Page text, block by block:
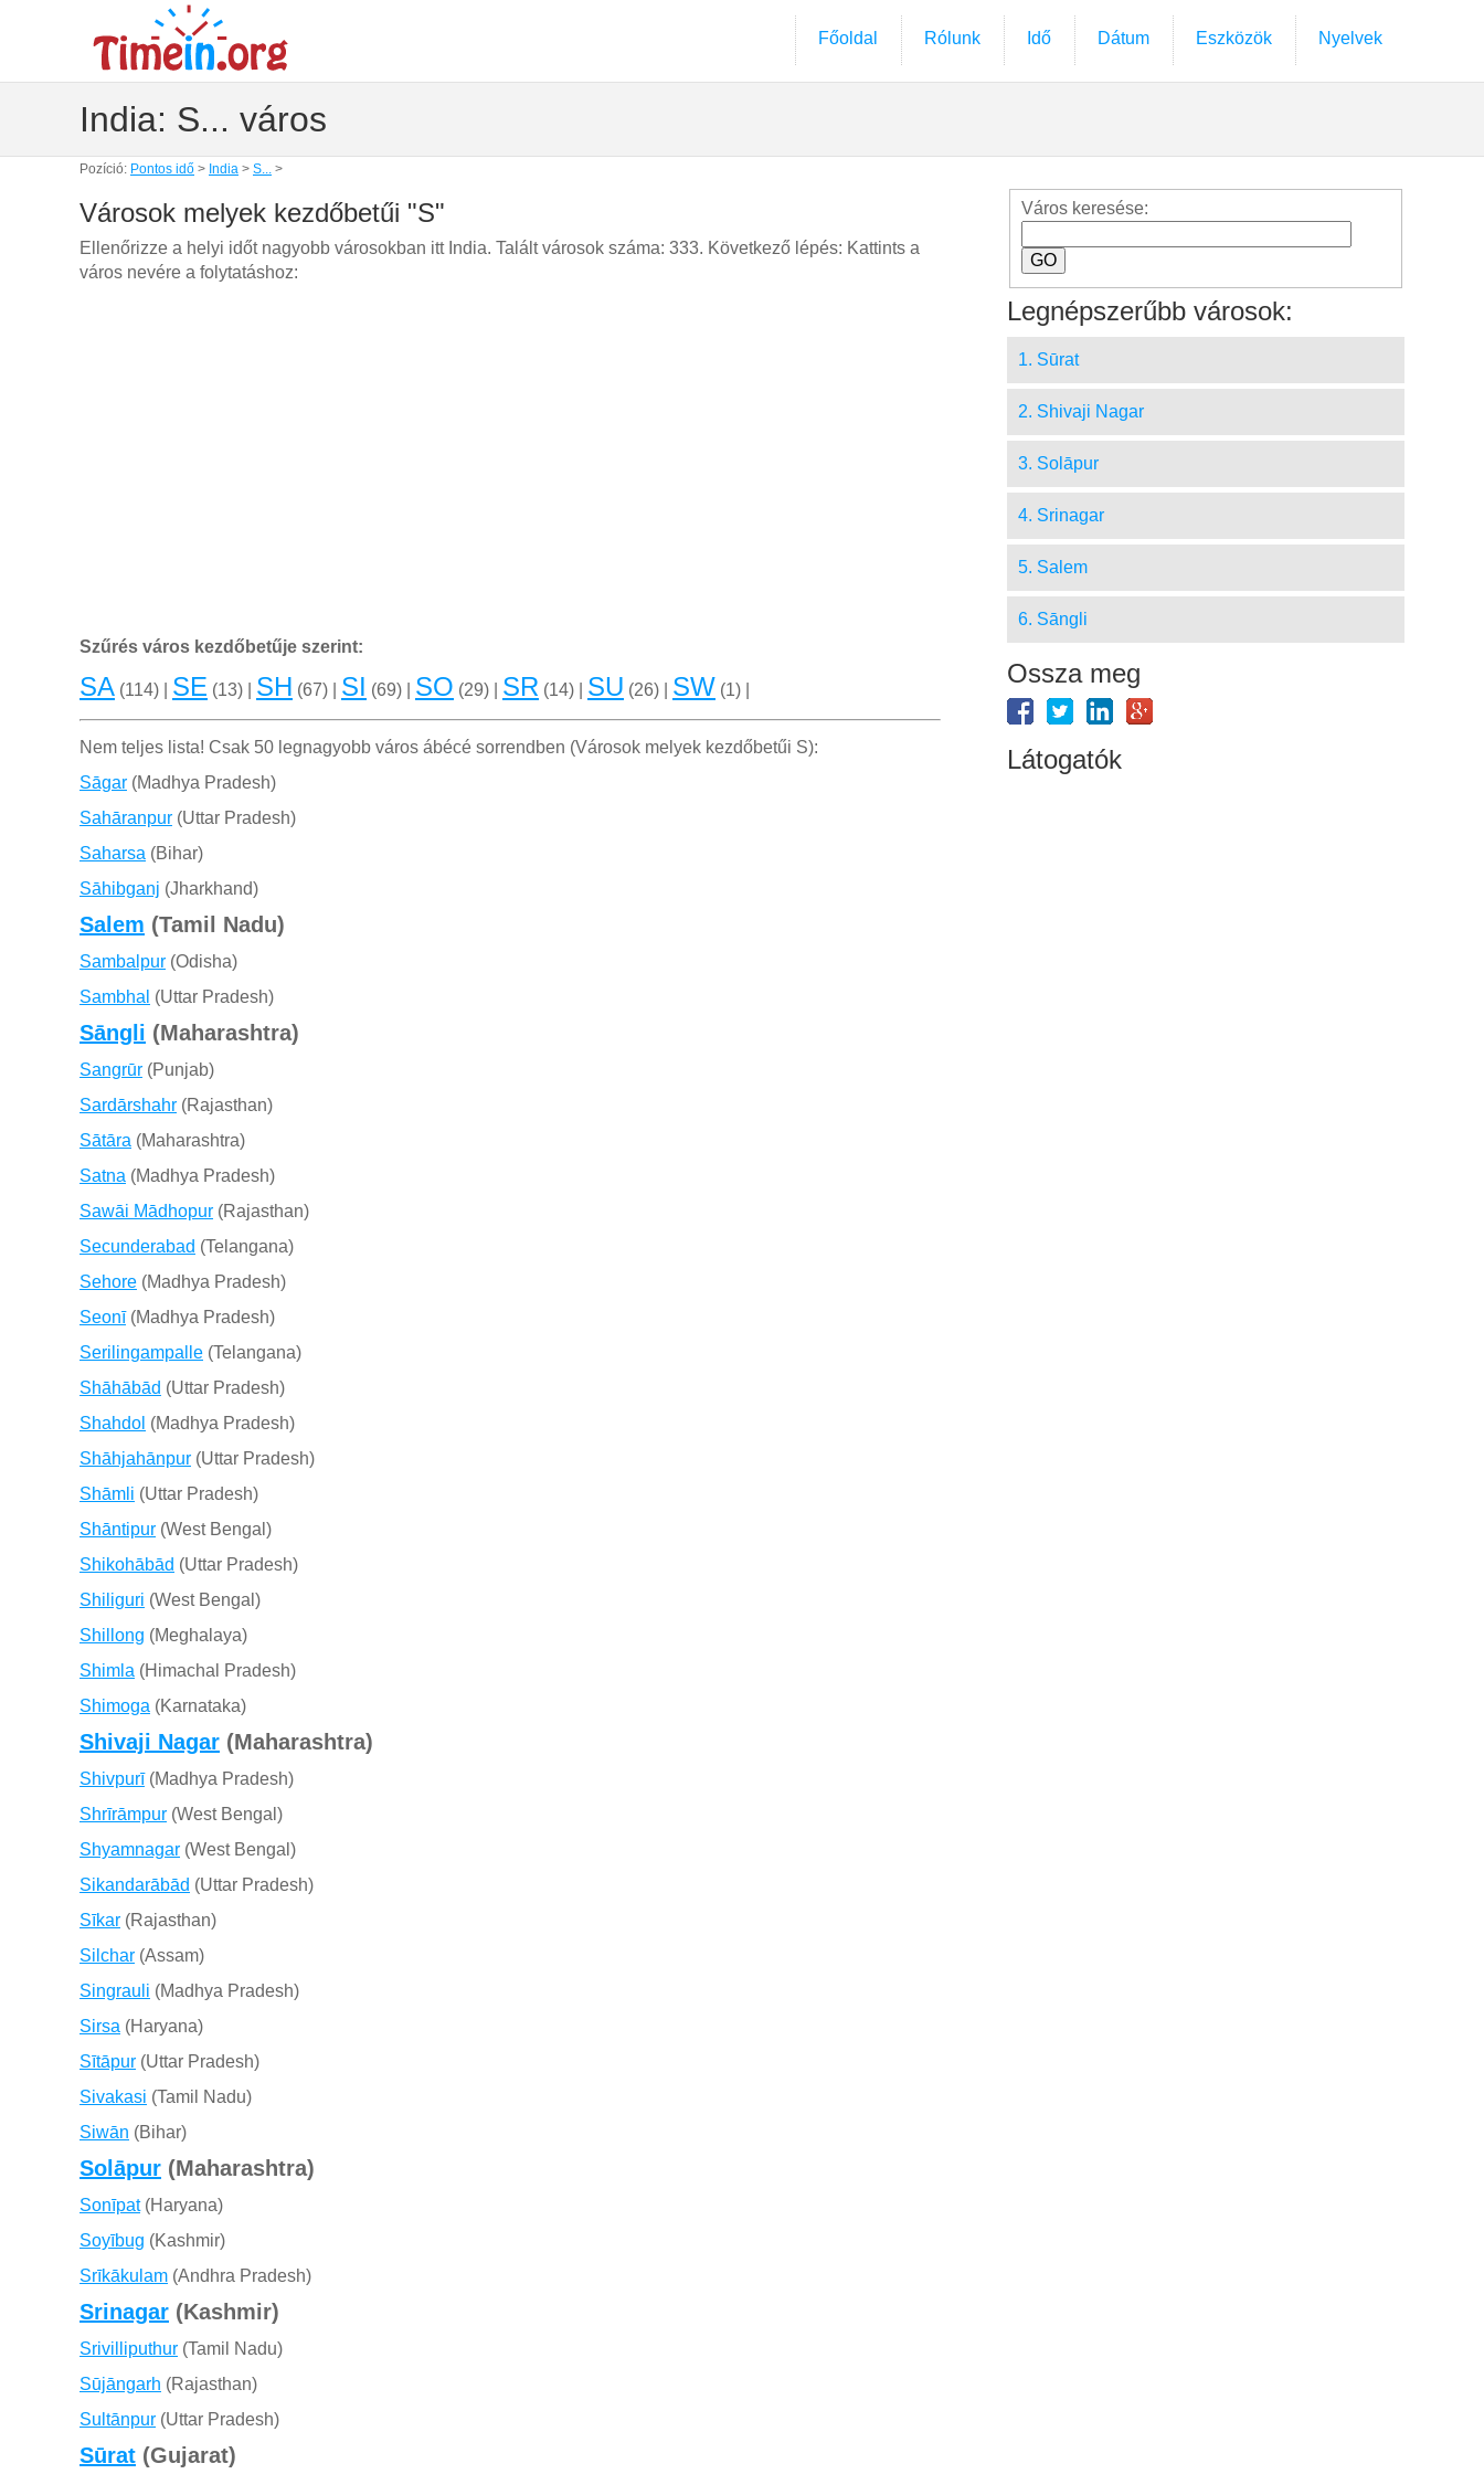
Főoldal Rólunk Idő Dátum Eszközök Nyelvek
India: S... város
Pozíció: Pontos idő > India > S... >
Városok melyek kezdőbetűi "S"
Ellenőrizze a helyi időt nagyobb városokban itt India. Talált városok száma: 333. Következő lépés: Kattints a
város nevére a folytatáshoz:
Szűrés város kezdőbetűje szerint:
SA (114) | SE (13) | SH (67) | SI (69) | SO (29) | SR (14) | SU (26) | SW (1) |
Nem teljes lista! Csak 50 legnagyobb város ábécé sorrendben (Városok melyek kezdőbetűi S):
Sāgar (Madhya Pradesh)
Sahāranpur (Uttar Pradesh)
Saharsa (Bihar)
Sāhibganj (Jharkhand)
Salem (Tamil Nadu)
Sambalpur (Odisha)
Sambhal (Uttar Pradesh)
Sāngli (Maharashtra)
Sangrūr (Punjab)
Sardārshahr (Rajasthan)
Sātāra (Maharashtra)
Satna (Madhya Pradesh)
Sawāi Mādhopur (Rajasthan)
Secunderabad (Telangana)
Sehore (Madhya Pradesh)
Seonī(Madhya Pradesh)
Serilingampalle (Telangana)
Shāhābād (Uttar Pradesh)
Shahdol (Madhya Pradesh)
Shāhjahānpur (Uttar Pradesh)
Shāmli (Uttar Pradesh)
Shāntipur (West Bengal)
Shikohābād (Uttar Pradesh)
Shiliguri (West Bengal)
Shillong (Meghalaya)
Shimla (Himachal Pradesh)
Shimoga (Karnataka)
Shivaji Nagar (Maharashtra)
Shivpurī(Madhya Pradesh)
Shrīrāmpur (West Bengal)
Shyamnagar (West Bengal)
Sikandarābād (Uttar Pradesh)
Sīkar (Rajasthan)
Silchar (Assam)
Singrauli (Madhya Pradesh)
Sirsa (Haryana)
Sītāpur (Uttar Pradesh)
Sivakasi (Tamil Nadu)
Siwān (Bihar)
Solāpur (Maharashtra)
Sonīpat(Haryana)
Soyībug (Kashmir)
Srīkākulam (Andhra Pradesh)
Srinagar (Kashmir)
Srivilliputhur (Tamil Nadu)
Sūjāngarh (Rajasthan)
Sultānpur (Uttar Pradesh)
Sūrat (Gujarat)
Város keresése:
Legnépszerűbb városok:
1. Sūrat
2. Shivaji Nagar
3. Solāpur
4. Srinagar
5. Salem
6. Sāngli
Ossza meg
Látogatók